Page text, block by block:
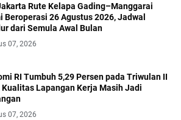
Rute Kelapa Gading–Manggarai
Beroperasi 26 Agustus 2026, Jadwal
dari Semula Awal Bulan
07, 2026
RI Tumbuh 5,29 Persen pada Triwulan II
Kualitas Lapangan Kerja Masih Jadi
07, 2026